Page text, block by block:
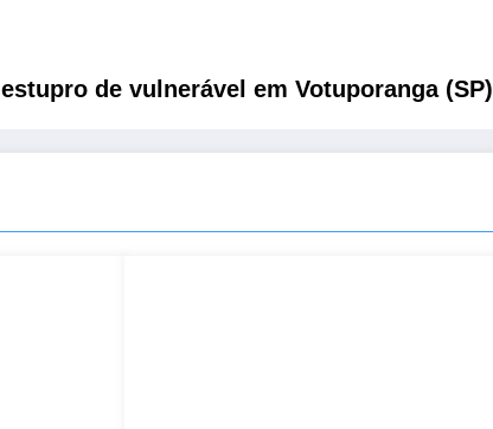
de vulnerável em Votuporanga (SP)